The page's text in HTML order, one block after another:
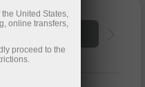
United States,
online transfers,
proceed to the